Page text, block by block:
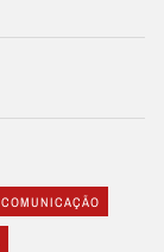
COMUNICAÇÃO